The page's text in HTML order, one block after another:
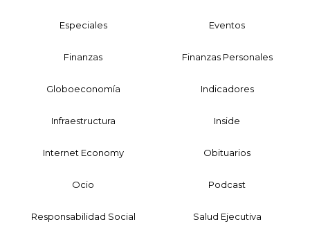
Especiales Eventos
Finanzas Finanzas Personales
Globoeconomía Indicadores
Infraestructura Inside
Internet Economy Obituarios
Ocio Podcast
Responsabilidad Social Salud Ejecutiva